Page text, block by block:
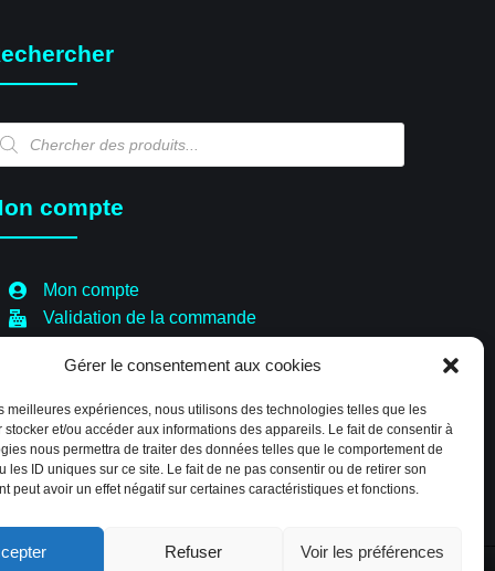
Gérer le consentement aux cookies
meilleures expériences, nous utilisons des technologies telles que les
stocker et/ou accéder aux informations des appareils. Le fait de consentir à
nous permettra de traiter des données telles que le comportement de
les ID uniques sur ce site. Le fait de ne pas consentir ou de retirer son
peut avoir un effet négatif sur certaines caractéristiques et fonctions.
Refuser Voir les préférences
compte
Mon compte
Validation de la commande
Boutique
Paiement sécurisé
Politique de cookies (EU)